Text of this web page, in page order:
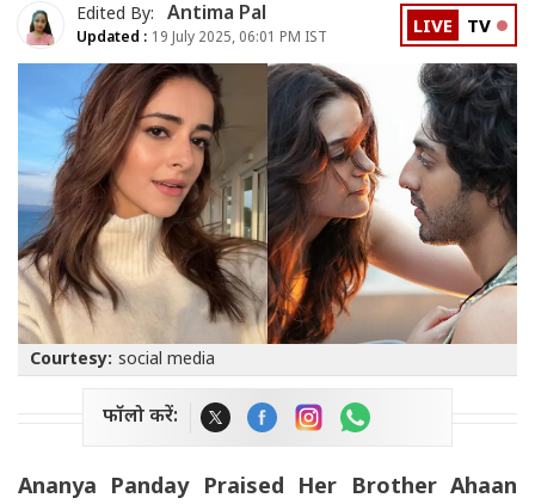
Edited By: Antima Pal
Updated : 19 July 2025, 06:01 PM IST LIVE TV
Courtesy: social media
फॉलो करें:
Ananya Panday Praised Her Brother Ahaan